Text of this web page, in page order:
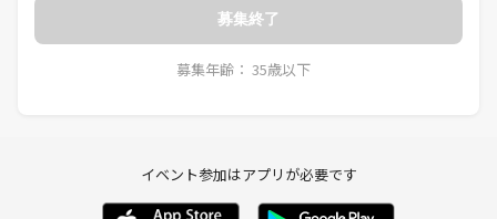
3. 個人情報の詮索・接触の禁止（会の前後を含む）
本名、年齢、職業、連絡先、居住地などを聞き出す行為
5. 場の安全性・対話環境を損なう行為
意図的な挑発、荒らし行為
募集終了
募集年齢： 35歳以下
イベント参加はアプリが必要です